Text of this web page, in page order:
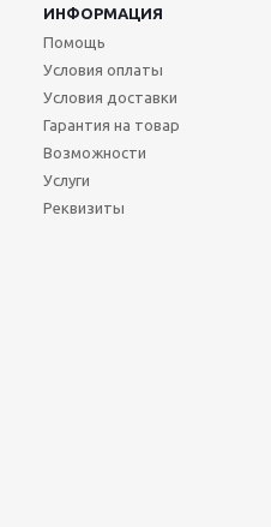
ИНФОРМАЦИЯ
Помощь
Условия оплаты
Условия доставки
Гарантия на товар
Возможности
Услуги
Реквизиты